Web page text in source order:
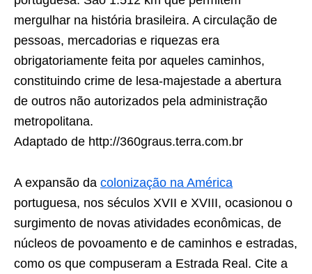
mergulhar na história brasileira. A circulação de
pessoas, mercadorias e riquezas era
obrigatoriamente feita por aqueles caminhos,
constituindo crime de lesa-majestade a abertura
de outros não autorizados pela administração
metropolitana.
Adaptado de http://360graus.terra.com.br
A expansão da colonização na América
portuguesa, nos séculos XVII e XVIII, ocasionou o
surgimento de novas atividades econômicas, de
núcleos de povoamento e de caminhos e estradas,
como os que compuseram a Estrada Real. Cite a